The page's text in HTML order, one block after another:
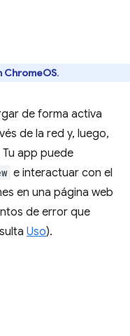
ChromeOS.
de forma activa
de la red y, luego,
app puede
e interactuar con el
en una página web
de error que
Uso).